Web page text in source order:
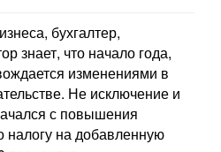
бухгалтер,
знает, что начало года,
изменениями в
Не исключение и
с повышения
налогу на добавленную